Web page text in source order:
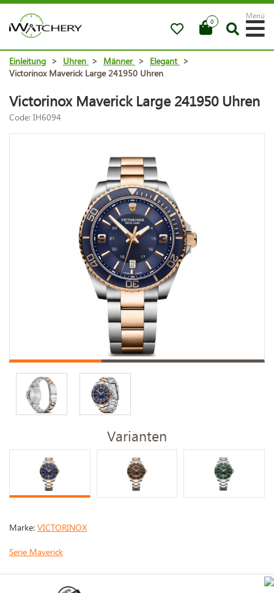
0
Menü
Einleitung > Uhren > Männer > Elegant >
Victorinox Maverick Large 241950 Uhren
Victorinox Maverick Large 241950 Uhren
Code: IH6094
Varianten
Marke: VICTORINOX
Serie Maverick